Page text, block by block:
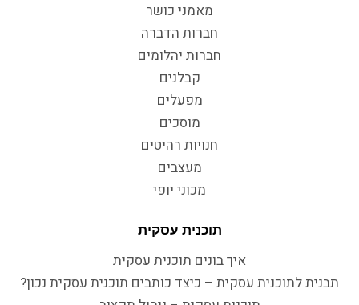
מאמני כושר
חברות הדברה
חברות יהלומים
קבלנים
מפעלים
מוסכים
חנויות רהיטים
מעצבים
מכוני יופי
תוכנית עסקית
איך בונים תוכנית עסקית
תבנית לתוכנית עסקית – כיצד כותבים תוכנית עסקית נכון?